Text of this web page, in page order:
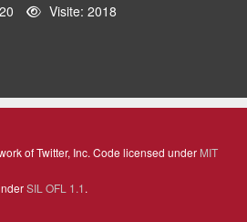
Visite: 2018
of Twitter, Inc. Code licensed under MIT
SIL OFL 1.1.